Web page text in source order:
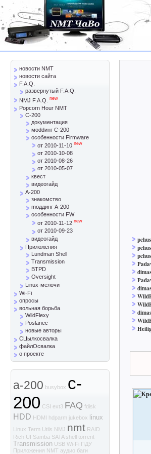
новости NMT
новости сайта
F.A.Q.
развернутый F.A.Q.
NMJ F.A.Q. new
Popcorn Hour NMT
C-200
документация
моddинг C-200
особенности Firmware
от 2010-11-10 new
от 2010-10-08
от 2010-08-26
от 2010-05-07
квест
видеогайд
A-200
знакомство
mоддинг A-200
особенности FW
от 2010-11-12 new
от 2010-09-23
видеогайд
Приложения
Lundman Shell
Transmission
BTPD
Oversight
Linux-мелочи
Wi-Fi
опросы
вольная борьба
WildFlexy
Poslanec
новые авторы
СЦылкосвалка
файлОсвалка
о проекте
a-200 busybox c-
200 CSI ext3 FAQ fdisk
HDD HDMI hdparm jukebox linux
Linux Term Utils NMJ nmt RAID
Rich UI Samba SATA shell torrent
Transmission USB Wi-Fi ПДУ
Приложения NMT аудио баги